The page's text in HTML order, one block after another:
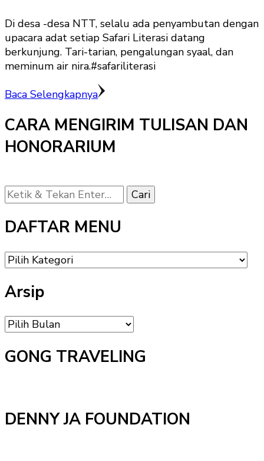
Di desa -desa NTT, selalu ada penyambutan dengan
upacara adat setiap Safari Literasi datang
berkunjung. Tari-tarian, pengalungan syaal, dan
meminum air nira.#safariliterasi
Baca Selengkapnya
CARA MENGIRIM TULISAN DAN
HONORARIUM
Mencari
Sesuatu?
DAFTAR MENU
DAFTAR
MENU
Arsip
Arsip
GONG TRAVELING
DENNY JA FOUNDATION